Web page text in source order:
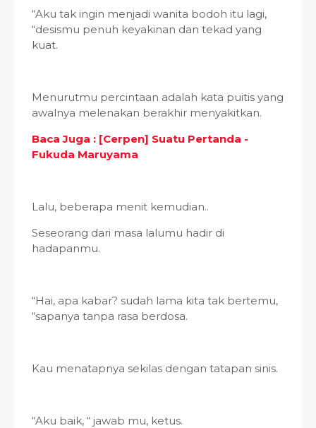
“Aku tak ingin menjadi wanita bodoh itu lagi,
“desismu penuh keyakinan dan tekad yang
kuat.
Menurutmu percintaan adalah kata puitis yang
awalnya melenakan berakhir menyakitkan.
Baca Juga : [Cerpen] Suatu Pertanda -
Fukuda Maruyama
Lalu, beberapa menit kemudian..
Seseorang dari masa lalumu hadir di
hadapanmu.
“Hai, apa kabar? sudah lama kita tak bertemu,
“sapanya tanpa rasa berdosa.
Kau menatapnya sekilas dengan tatapan sinis.
“Aku baik, “ jawab mu, ketus.